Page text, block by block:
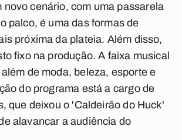
novo cenário, com uma passarela
palco, é uma das formas de
próxima da plateia. Além disso,
fixo na produção. A faixa musical
de moda, beleza, esporte e
do programa está a cargo de
que deixou o 'Caldeirão do Huck'
alavancar a audiência do